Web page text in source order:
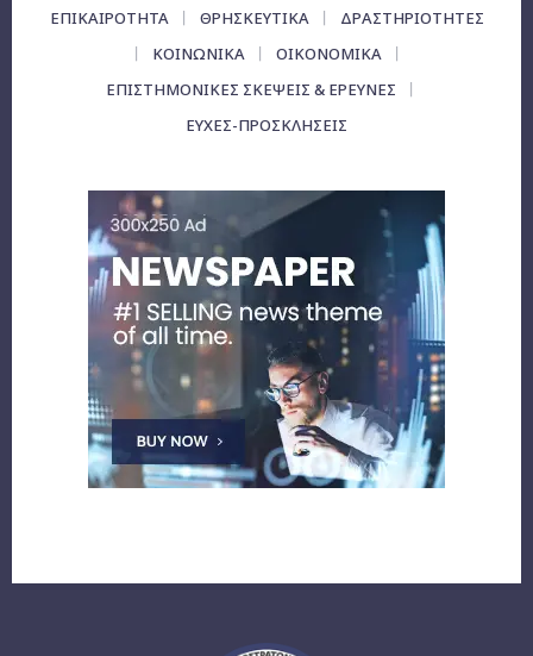
ΕΠΙΚΑΙΡΌΤΗΤΑ ΘΡΗΣΚΕΥΤΙΚΑ
ΔΡΑΣΤΗΡΙΟΤΗΤΕΣ
ΚΟΙΝΩΝΙΚΑ
ΟΙΚΟΝΟΜΙΚΆ
ΕΠΙΣΤΗΜΟΝΙΚΕΣ ΣΚΕΨΕΙΣ & ΕΡΕΥΝΕΣ
ΕΥΧΈΣ-ΠΡΟΣΚΛΉΣΕΙΣ